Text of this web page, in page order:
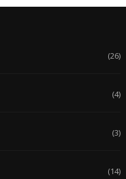
(26)
(4)
(3)
(14)